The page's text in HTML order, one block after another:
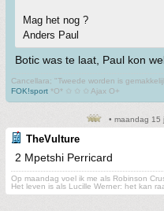
Mag het nog ?
Anders Paul
Botic was te laat, Paul kon
Cancellara; "Tweede worden is
FOK!sport *O* ✩ ✩ ✩ Ajax O+
• maandag 15
TheVulture
2 Mpetshi Perricard
Op maandag voel ik me als Robinson
Het leven is als Lucille Werner: het kan